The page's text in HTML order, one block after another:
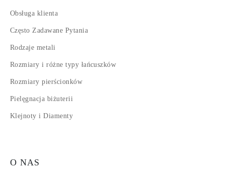
Obsługa klienta
Często Zadawane Pytania
Rodzaje metali
Rozmiary i różne typy łańcuszków
Rozmiary pierścionków
Pielęgnacja biżuterii
Klejnoty i Diamenty
O NAS